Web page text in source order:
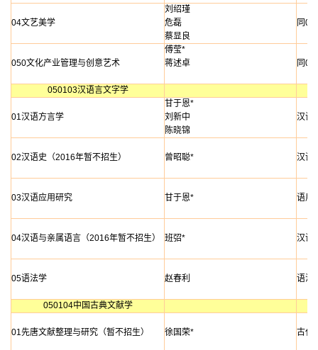
04文艺美学
刘绍瑾
同01
危磊
蔡显良
050文化产业管理与创意艺术
傅莹*
同01
蒋述卓
050103汉语言文字学
01汉语方言学
甘于恩*
汉语
刘新中
陈晓锦
02汉语史（2016年暂不招生） 曾昭聪* 汉语
03汉语应用研究 甘于恩* 语用
04汉语与亲属语言（2016年暂不招生） 班弨* 汉语
05语法学 赵春利 语法
050104中国古典文献学
01先唐文献整理与研究（暂不招生） 徐国荣* 古代